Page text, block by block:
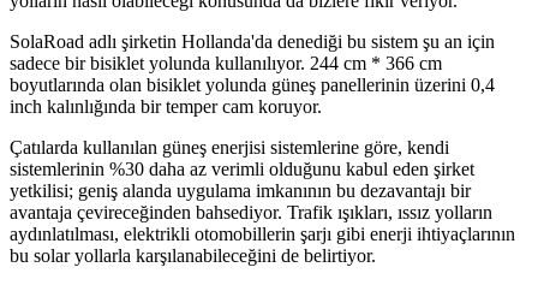
SolaRoad adlı şirketin Hollanda'da denediği bu sistem şu an için
sadece bir bisiklet yolunda kullanılıyor. 244 cm * 366 cm
boyutlarında olan bisiklet yolunda güneş panellerinin üzerini 0,4
inch kalınlığında bir temper cam koruyor.
Çatılarda kullanılan güneş enerjisi sistemlerine göre, kendi
sistemlerinin %30 daha az verimli olduğunu kabul eden şirket
yetkilisi; geniş alanda uygulama imkanının bu dezavantajı bir
avantaja çevireceğinden bahsediyor. Trafik ışıkları, ıssız yolların
aydınlatılması, elektrikli otomobillerin şarjı gibi enerji ihtiyaçlarının
bu solar yollarla karşılanabileceğini de belirtiyor.